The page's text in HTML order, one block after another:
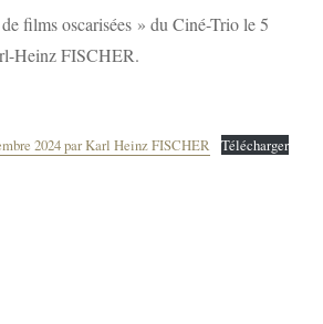
films oscarisées » du Ciné-Trio le 5
Heinz FISCHER.
2024 par Karl Heinz FISCHER Télécharger